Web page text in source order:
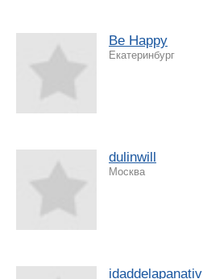
Be Happy
Екатеринбург
dulinwill
Москва
idaddelapanativ